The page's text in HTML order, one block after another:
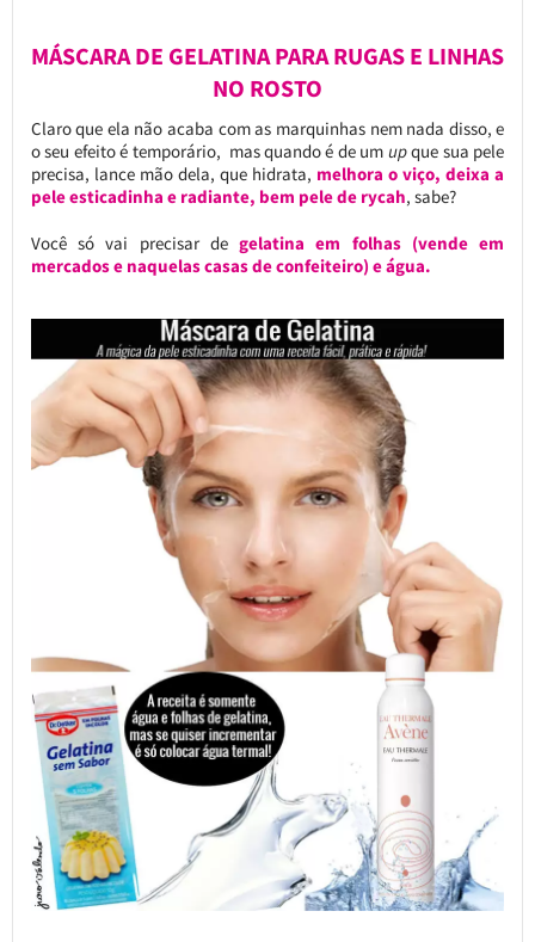
MÁSCARA DE GELATINA PARA RUGAS E LINHAS
NO ROSTO
Claro que ela não acaba com as marquinhas nem nada disso, e
o seu efeito é temporário, mas quando é de um upque sua pele
precisa, lance mão dela, que hidrata, melhora o viço, deixa a
pele esticadinha e radiante, bem pele de rycah, sabe?
Você só vai precisar degelatina em folhas (vende em
mercados e naquelas casas de confeiteiro) e água.